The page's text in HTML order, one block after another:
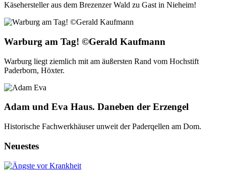
Käsehersteller aus dem Brezenzer Wald zu Gast in Nieheim!
Warburg am Tag! ©Gerald Kaufmann
Warburg liegt ziemlich mit am äußersten Rand vom Hochstift
Paderborn, Höxter.
Adam und Eva Haus. Daneben der Erzengel
Historische Fachwerkhäuser unweit der Paderqellen am Dom.
Neuestes